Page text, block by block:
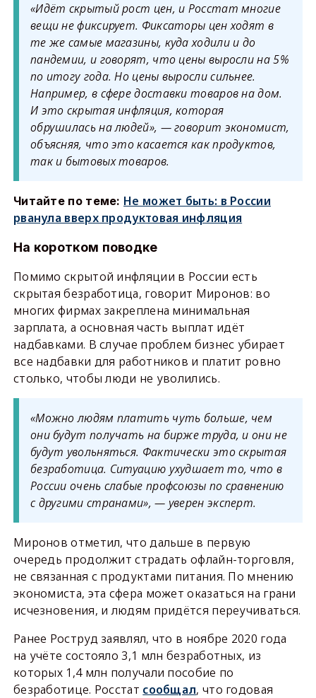
«Идёт скрытый рост цен, и Росстат многие
вещи не фиксирует. Фиксаторы цен ходят в
те же самые магазины, куда ходили и до
пандемии, и говорят, что цены выросли на 5%
по итогу года. Но цены выросли сильнее.
Например, в сфере доставки товаров на дом.
И это скрытая инфляция, которая
обрушилась на людей», — говорит экономист,
объясняя, что это касается как продуктов,
так и бытовых товаров.
Читайте по теме: Не может быть: в России
рванула вверх продуктовая инфляция
На коротком поводке
Помимо скрытой инфляции в России есть
скрытая безработица, говорит Миронов: во
многих фирмах закреплена минимальная
зарплата, а основная часть выплат идёт
надбавками. В случае проблем бизнес убирает
все надбавки для работников и платит ровно
столько, чтобы люди не уволились.
«Можно людям платить чуть больше, чем
они будут получать на бирже труда, и они не
будут увольняться. Фактически это скрытая
безработица. Ситуацию ухудшает то, что в
России очень слабые профсоюзы по сравнению
с другими странами», — уверен эксперт.
Миронов отметил, что дальше в первую
очередь продолжит страдать офлайн-торговля,
не связанная с продуктами питания. По мнению
экономиста, эта сфера может оказаться на грани
исчезновения, и людям придётся переучиваться.
Ранее Роструд заявлял, что в ноябре 2020 года
на учёте состояло 3,1 млн безработных, из
которых 1,4 млн получали пособие по
безработице. Росстат сообщал, что годовая